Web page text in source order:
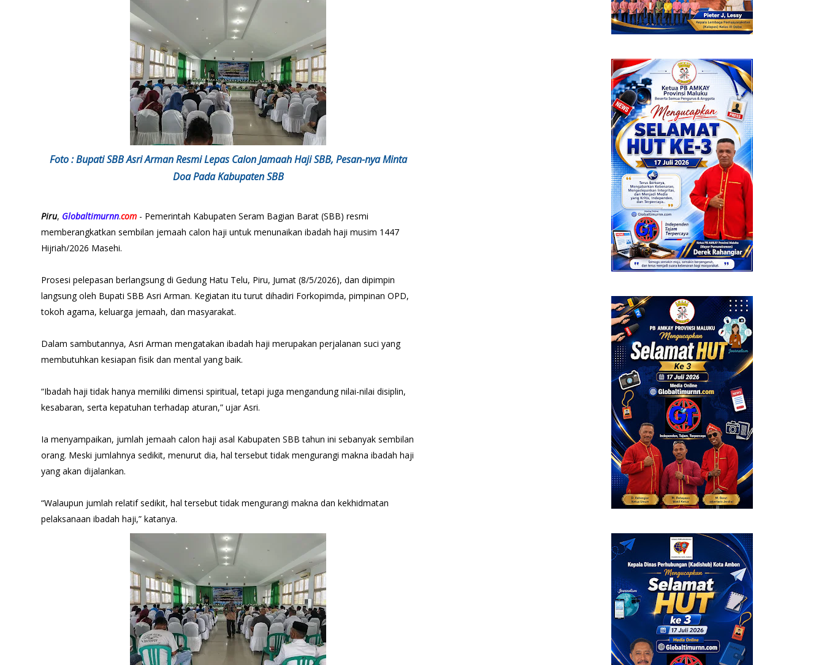
Foto : Bupati SBB Asri Arman Resmi Lepas Calon Jamaah Haji SBB, Pesan-nya Minta
Doa Pada Kabupaten SBB
Piru, Globaltimurnn.com - Pemerintah Kabupaten Seram Bagian Barat (SBB) resmi
memberangkatkan sembilan jemaah calon haji untuk menunaikan ibadah haji musim 1447
Hijriah/2026 Masehi.
Prosesi pelepasan berlangsung di Gedung Hatu Telu, Piru, Jumat (8/5/2026), dan dipimpin
langsung oleh Bupati SBB Asri Arman. Kegiatan itu turut dihadiri Forkopimda, pimpinan OPD,
tokoh agama, keluarga jemaah, dan masyarakat.
Dalam sambutannya, Asri Arman mengatakan ibadah haji merupakan perjalanan suci yang
membutuhkan kesiapan fisik dan mental yang baik.
“Ibadah haji tidak hanya memiliki dimensi spiritual, tetapi juga mengandung nilai-nilai disiplin,
kesabaran, serta kepatuhan terhadap aturan,” ujar Asri.
Ia menyampaikan, jumlah jemaah calon haji asal Kabupaten SBB tahun ini sebanyak sembilan
orang. Meski jumlahnya sedikit, menurut dia, hal tersebut tidak mengurangi makna ibadah haji
yang akan dijalankan.
“Walaupun jumlah relatif sedikit, hal tersebut tidak mengurangi makna dan kekhidmatan
pelaksanaan ibadah haji,” katanya.